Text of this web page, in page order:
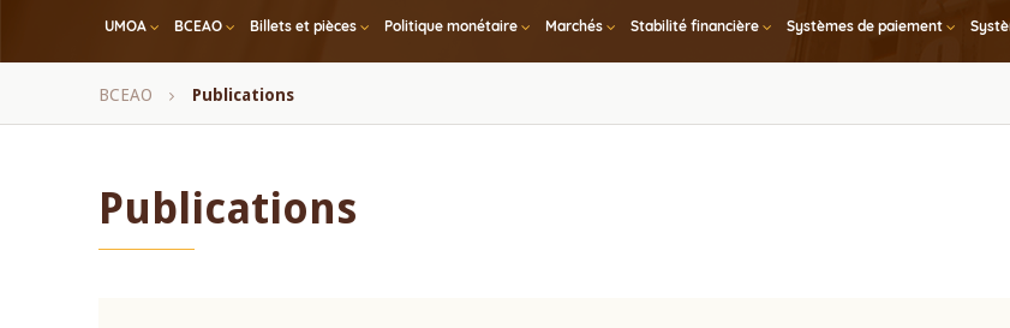
UMOA BCEAO Billets et pièces Politique monétaire Marchés Stabilité financière Systèmes de paiement
Fil
BCEAO Publications
Publications